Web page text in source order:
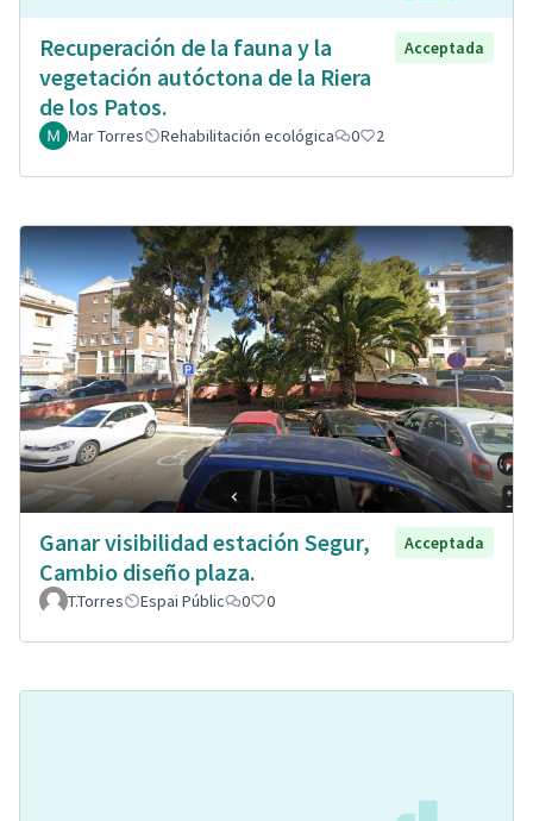
Recuperación de la fauna y la
vegetación autóctona de la Riera
de los Patos.
Acceptada
Mar Torres Rehabilitación ecológica 0 2
Ganar visibilidad estación Segur,
Cambio diseño plaza.
Acceptada
T.Torres Espai Públic 0 0